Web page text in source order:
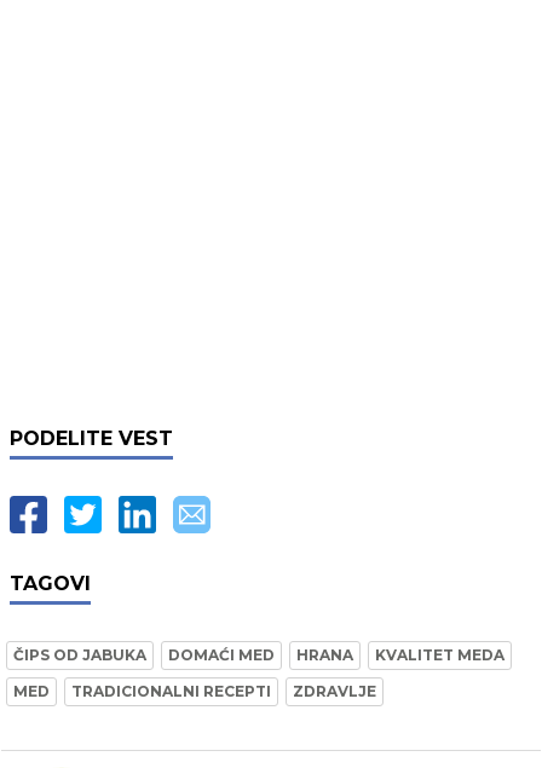
PODELITE VEST
TAGOVI
ČIPS OD JABUKA DOMAĆI MED HRANA
KVALITET MEDA
MED
TRADICIONALNI RECEPTI ZDRAVLJE